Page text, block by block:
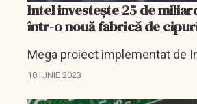
Intel investeşte 25 de
într-o nouă fabrică de
Mega proiect implementat de
18 IUNIE 2023